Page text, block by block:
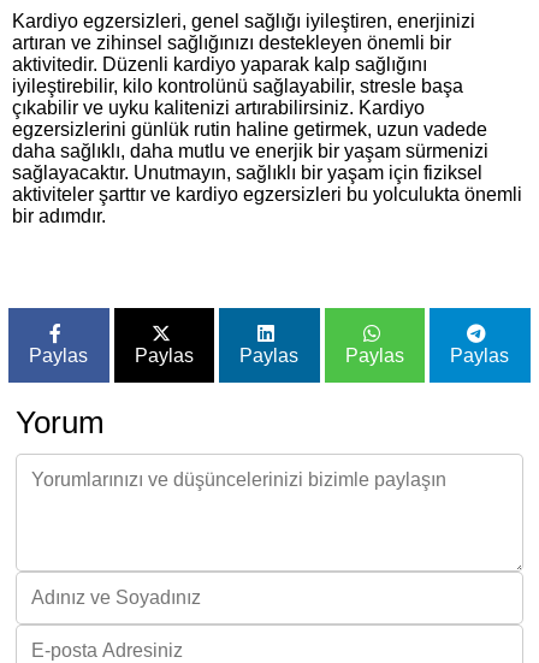
Kardiyo egzersizleri, genel sağlığı iyileştiren, enerjinizi
artıran ve zihinsel sağlığınızı destekleyen önemli bir
aktivitedir. Düzenli kardiyo yaparak kalp sağlığını
iyileştirebilir, kilo kontrolünü sağlayabilir, stresle başa
çıkabilir ve uyku kalitenizi artırabilirsiniz. Kardiyo
egzersizlerini günlük rutin haline getirmek, uzun vadede
daha sağlıklı, daha mutlu ve enerjik bir yaşam sürmenizi
sağlayacaktır. Unutmayın, sağlıklı bir yaşam için fiziksel
aktiviteler şarttır ve kardiyo egzersizleri bu yolculukta önemli
bir adımdır.
Paylas Paylas Paylas Paylas Paylas
Yorum